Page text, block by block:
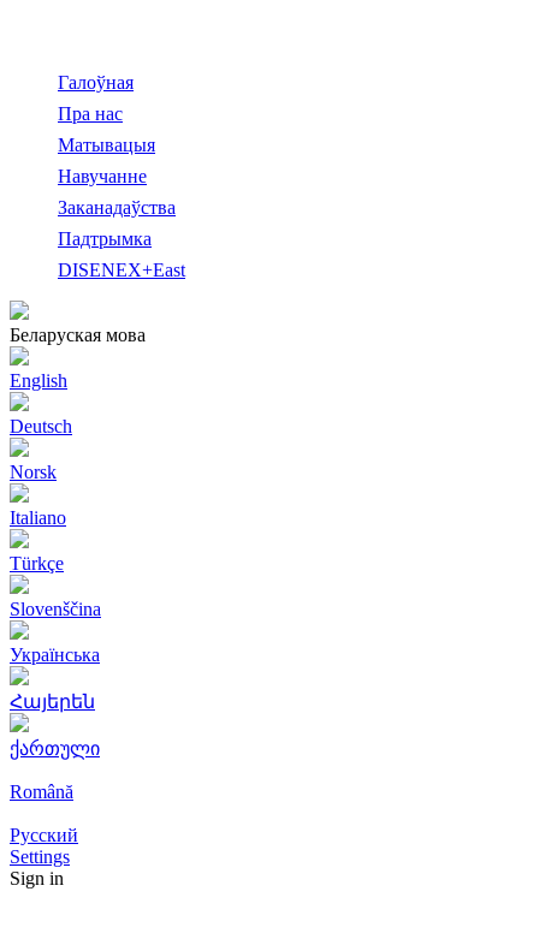
Галоўная
Пра нас
Матывацыя
Навучанне
Заканадаўства
Падтрымка
DISENEX+East
Беларуская мова
English
Deutsch
Norsk
Italiano
Türkçe
Slovenščina
Українська
Հայերեն
ქართული
Română
Русский
Settings
Sign in